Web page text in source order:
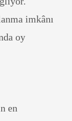
imkânı
oy
en